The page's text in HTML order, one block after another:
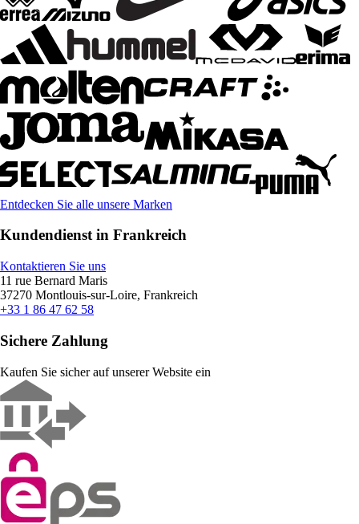
Entdecken Sie alle unsere Marken
Kundendienst in Frankreich
Kontaktieren Sie uns
11 rue Bernard Maris
37270 Montlouis-sur-Loire, Frankreich
+33 1 86 47 62 58
Sichere Zahlung
Kaufen Sie sicher auf unserer Website ein